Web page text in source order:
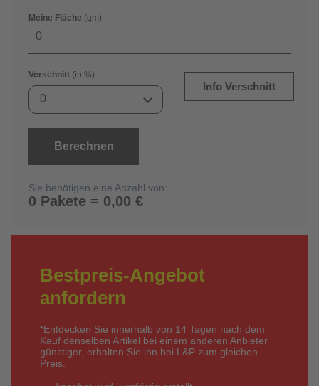
Meine Fläche (qm)
Verschnitt (in %)
0
Info Verschnitt
Berechnen
Sie benötigen eine Anzahl von:
0 Pakete = 0,00 €
Bestpreis-Angebot
anfordern
*Entdecken Sie innerhalb von 14 Tagen nach dem
Kauf denselben Artikel bei einem anderen Anbieter
günstiger, erhalten Sie ihn bei L&P zum gleichen
Preis.